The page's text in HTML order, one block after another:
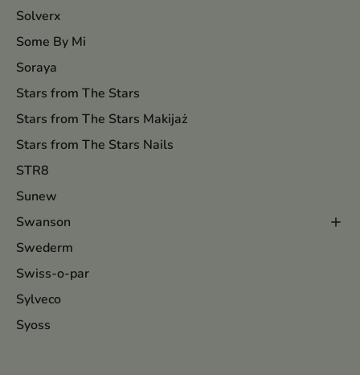
Solverx
Some By Mi
Soraya
Stars from The Stars
Stars from The Stars Makijaż
Stars from The Stars Nails
STR8
Sunew
Swanson
Swederm
Swiss-o-par
Sylveco
Syoss